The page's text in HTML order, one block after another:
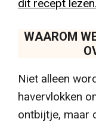
dit recept lezen.
WAAROM
Niet alleen
havervlokken
ontbijtje, maar